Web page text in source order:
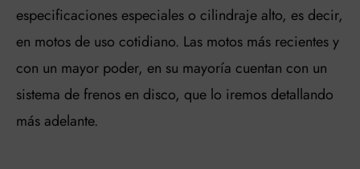
especificaciones especiales o cilindraje alto, es decir,
en motos de uso cotidiano. Las motos más recientes y
con un mayor poder, en su mayoría cuentan con un
sistema de frenos en disco, que lo iremos detallando
más adelante.